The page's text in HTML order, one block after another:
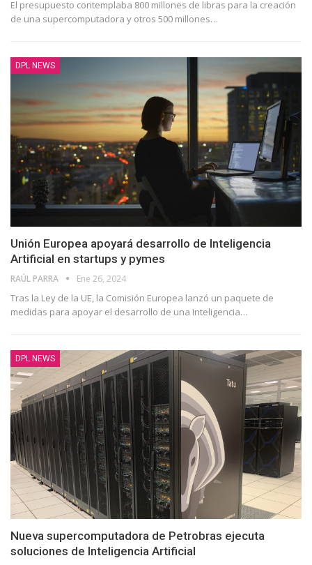
El presupuesto contemplaba 800 millones de libras para la creación
de una supercomputadora y otros 500 millones…
DPL NEWS
Unión Europea apoyará desarrollo de Inteligencia
Artificial en startups y pymes
RAÚL PARRA Ene 26, 2024
Tras la Ley de la UE, la Comisión Europea lanzó un paquete de
medidas para apoyar el desarrollo de una Inteligencia…
DPL NEWS
Nueva supercomputadora de Petrobras ejecuta
soluciones de Inteligencia Artificial